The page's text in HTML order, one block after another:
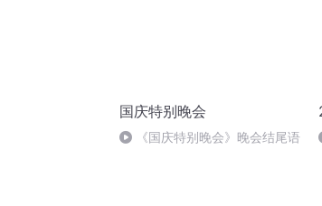
国庆特别晚会
《国庆特别晚会》晚会结尾语